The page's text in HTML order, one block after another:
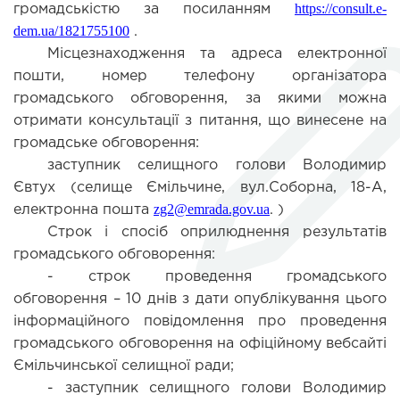
громадськістю за посиланням https://consult.e-
dem.ua/1821755100 .
Місцезнаходження та адреса електронної
пошти, номер телефону організатора
громадського обговорення, за якими можна
отримати консультації з питання, що винесене на
громадське обговорення:
заступник селищного голови Володимир
Євтух (селище Ємільчине, вул.Соборна, 18-А,
електронна пошта zg2@emrada.gov.ua. )
Строк і спосіб оприлюднення результатів
громадського обговорення:
- строк проведення громадського
обговорення – 10 днів з дати опублікування цього
інформаційного повідомлення про проведення
громадського обговорення на офіційному вебсайті
Ємільчинської селищної ради;
- заступник селищного голови Володимир